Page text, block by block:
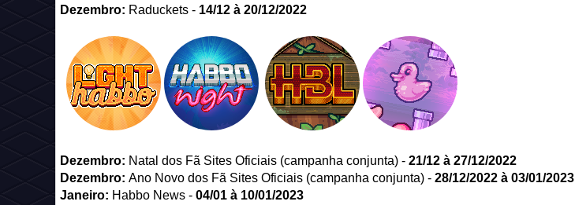
Dezembro: Raduckets - 14/12 à 20/12/2022
Dezembro: Natal dos Fã Sites Oficiais (campanha conjunta) - 21/12 à 27/12/2022
Dezembro: Ano Novo dos Fã Sites Oficiais (campanha conjunta) - 28/12/2022 à 03/01/2023
Janeiro: Habbo News - 04/01 à 10/01/2023